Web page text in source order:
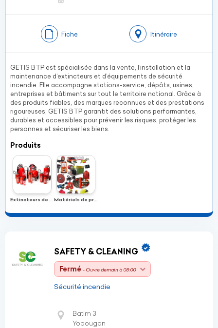
Fiche Itinéraire
GETIS BTP est spécialisée dans la vente, l’installation et la
maintenance d’extincteurs et d’équipements de sécurité
incendie. Elle accompagne stations-service, dépôts, usines,
entreprises et bâtiments sur tout le territoire national. Grâce à
des produits fiables, des marques reconnues et des prestations
rigoureuses, GETIS BTP garantit des solutions performantes,
durables et accessibles pour prévenir les risques, protéger les
personnes et sécuriser les biens.
Produits
Extincteurs de tout genre Matériels de protection incendie
SAFETY & CLEANING
Fermé - Ouvre demain à 08:00
Sécurité incendie
Batim 3
Yopougon